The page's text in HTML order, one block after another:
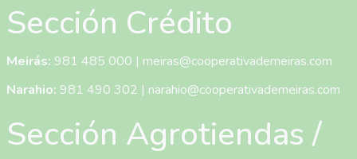
Sección Crédito
Meirás: 981 485 000 | meiras@cooperativademeiras.com
Narahio: 981 490 302 | narahio@cooperativademeiras.com
Sección Agrotiendas /